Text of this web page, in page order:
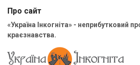
Про сайт
«Україна Інкогніта» - неприбутковий
краєзнавства.